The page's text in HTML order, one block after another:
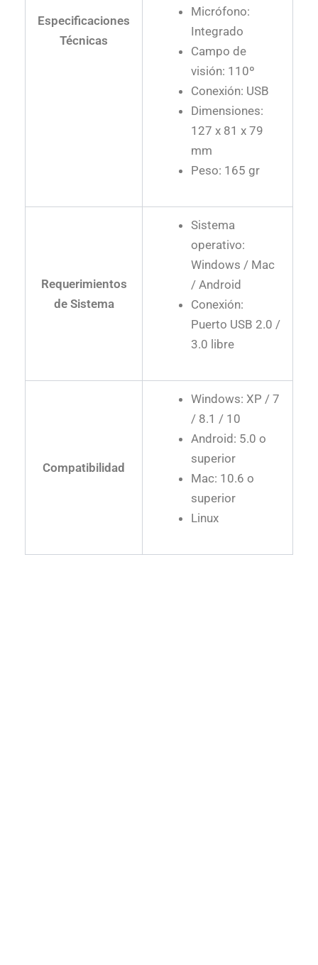
Especificaciones
Técnicas
Micrófono:
Integrado
Campo de
visión: 110º
Conexión: USB
Dimensiones:
127 x 81 x 79
mm
Peso: 165 gr
Requerimientos
de Sistema
Sistema
operativo:
Windows / Mac
/ Android
Conexión:
Puerto USB 2.0 /
3.0 libre
Compatibilidad
Windows: XP / 7
/ 8.1 / 10
Android: 5.0 o
superior
Mac: 10.6 o
superior
Linux